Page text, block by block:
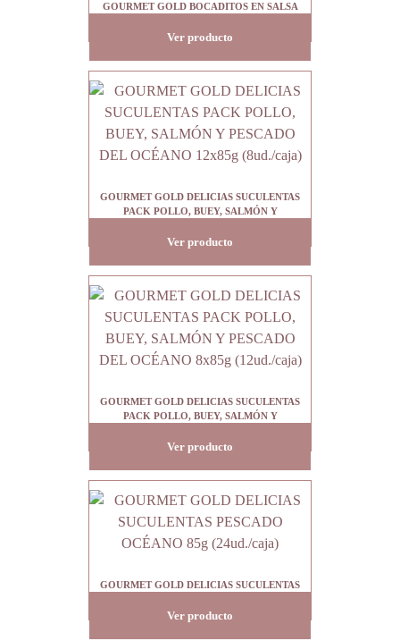
GOURMET GOLD BOCADITOS EN SALSA
Ver producto
GOURMET GOLD DELICIAS SUCULENTAS
PACK POLLO, BUEY, SALMÓN Y
Ver producto
GOURMET GOLD DELICIAS SUCULENTAS
PACK POLLO, BUEY, SALMÓN Y
Ver producto
GOURMET GOLD DELICIAS SUCULENTAS
Ver producto